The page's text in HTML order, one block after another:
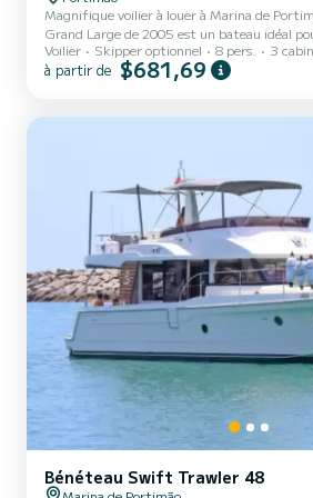
Magnifique voilier à louer à Marina de
Grand Large de 2005 est un bateau idéal
famille ou entre amis. Le bateau dispose de 3 cabine(s) entièrement
équipée(s) et d'une capacité de 6 personnes.
Voilier Skipper optionnel 8 pers. 3
à partir de $681,69
Bénéteau Swift Trawler 48